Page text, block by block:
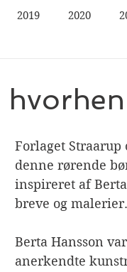
2019 2020
Forlaget Straarup
denne rørende
inspireret af
breve og malerier.
Berta Hansson
anerkendte